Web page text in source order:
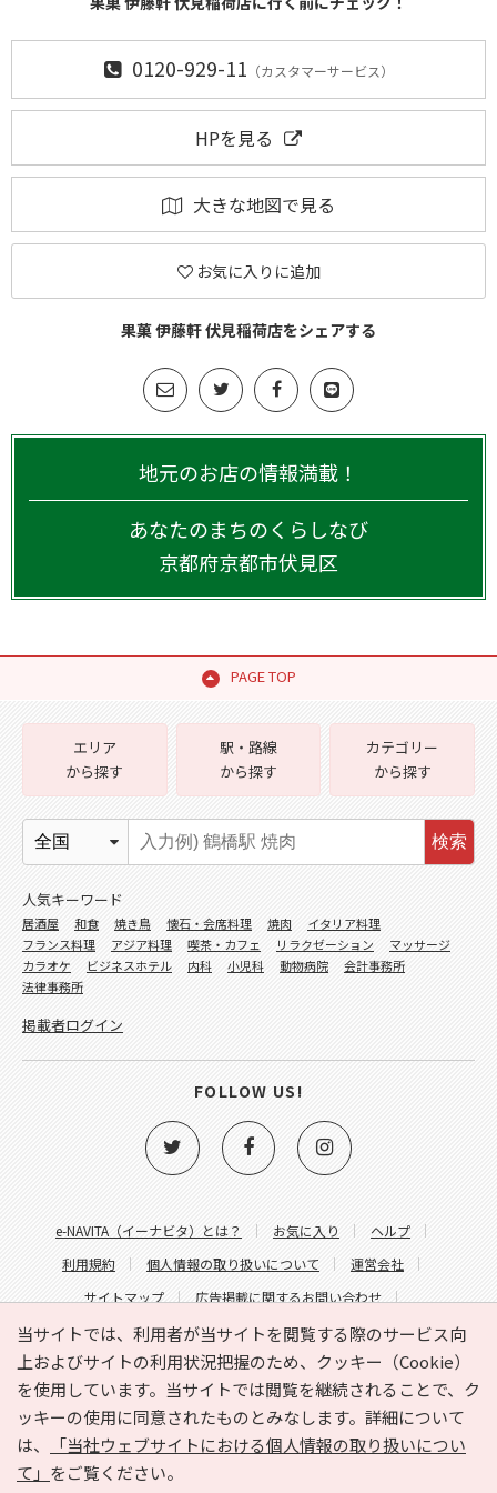
0120-929-11 （カスタマーサービス）
HPを見る
大きな地図で見る
お気に入りに追加
果菓 伊藤軒 伏見稲荷店をシェアする
地元のお店の情報満載！
あなたのまちのくらしなび
京都府京都市伏見区
PAGE TOP
当サイトでは、利用者が当サイトを閲覧する際のサービス向
上およびサイトの利用状況把握のため、クッキー（Cookie）
を使用しています。当サイトでは閲覧を継続されることで、ク
ッキーの使用に同意されたものとみなします。詳細について
は、
「当社ウェブサイトにおける個人情報の取り扱いについ
て」 をご覧ください。
e-NAVITA（イーナビタ）とは？ お気に入り
ヘルプ
利用規約
個人情報の取り扱いについて
運営会社
サイトマップ
広告掲載に関するお問い合わせ
サイトの内容に関するお問い合わせ
エリア
から探す
駅・路線
から探す
カテゴリー
から探す
検索
人気キーワード
居酒屋 和食 焼き鳥 懐石・会席料理 焼肉
イタリア料理
フランス料理
アジア料理 喫茶・カフェ リラクゼーション
マッサージ
カラオケ
ビジネスホテル 内科 小児科 動物病院
会計事務所
法律事務所
掲載者ログイン
FOLLOW US!
Copyright © HYOJITO.Co.,Ltd. All Rights Reserved.